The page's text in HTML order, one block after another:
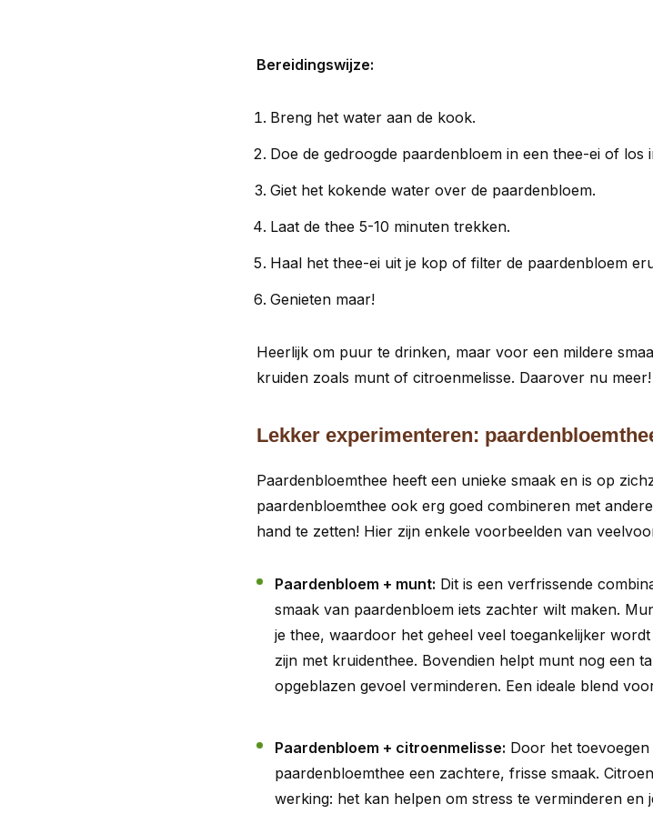
Bereidingswijze:
Breng het water aan de kook.
Doe de gedroogde paardenbloem in een thee-ei of los
Giet het kokende water over de paardenbloem.
Laat de thee 5-10 minuten trekken.
Haal het thee-ei uit je kop of filter de paardenbloem
Genieten maar!
Heerlijk om puur te drinken, maar voor een mildere
kruiden zoals munt of citroenmelisse. Daarover nu meer!
Lekker experimenteren:
Paardenbloemthee heeft een unieke smaak en is op
paardenbloemthee ook erg goed combineren met
hand te zetten! Hier zijn enkele voorbeelden van
Paardenbloem + munt: Dit is een verfrissende
smaak van paardenbloem iets zachter wilt maken.
je thee, waardoor het geheel veel toegankelijker
zijn met kruidenthee. Bovendien helpt munt nog een
opgeblazen gevoel verminderen. Een ideale blend
Paardenbloem + citroenmelisse: Door het
paardenbloemthee een zachtere, frisse smaak.
werking: het kan helpen om stress te verminderen